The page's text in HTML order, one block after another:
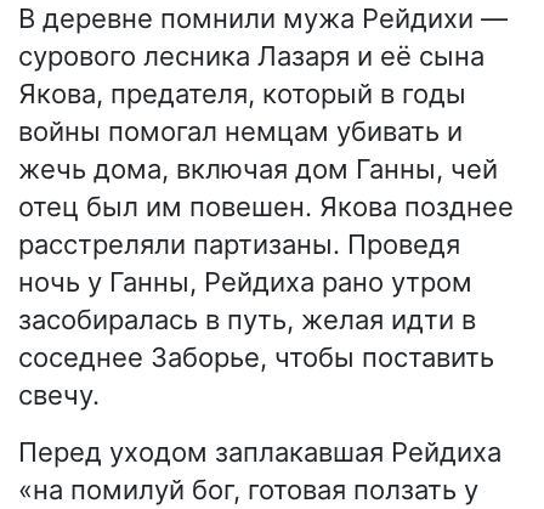
В деревне помнили мужа Рейдихи —
сурового лесника Лазаря и её сына
Якова, предателя, который в годы
войны помогал немцам убивать и
жечь дома, включая дом Ганны, чей
отец был им повешен. Якова позднее
расстреляли партизаны. Проведя
ночь у Ганны, Рейдиха рано утром
засобиралась в путь, желая идти в
соседнее Заборье, чтобы поставить
свечу.
Перед уходом заплакавшая Рейдиха
«на помилуй бог, готовая ползать у